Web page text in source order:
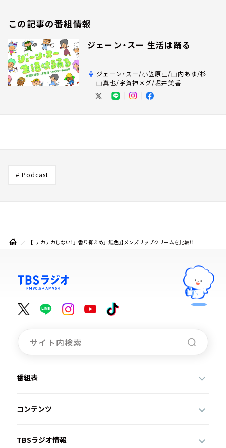
この記事の番組情報
ジェーン・スー 生活は踊る
ジェーン・スー/小笠原亘/山内あゆ/杉
山真也/宇賀神メグ/堀井美香
# Podcast
【「テカテカしない！」「香り抑えめ」「無色」】メンズリップクリームを比較！！
番組表
コンテンツ
TBSラジオ情報